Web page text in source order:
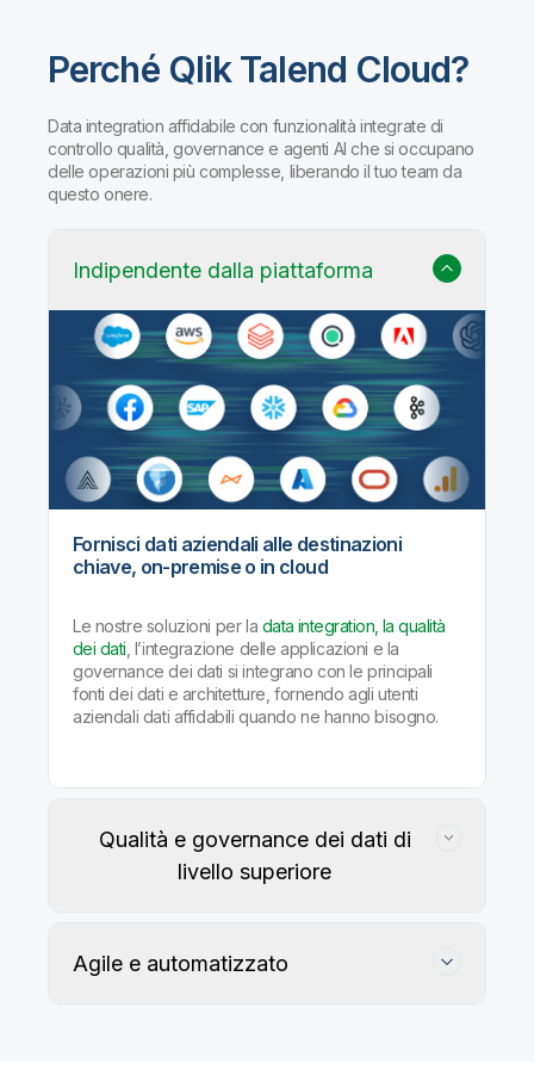
Perché Qlik Talend Cloud?
Data integration affidabile con funzionalità integrate di
controllo qualità, governance e agenti AI che si occupano
delle operazioni più complesse, liberando il tuo team da
questo onere.
Indipendente dalla piattaforma
Fornisci dati aziendali alle destinazioni
chiave, on-premise o in cloud
Le nostre soluzioni per la data integration, la qualità
dei dati , l’integrazione delle applicazioni e la
governance dei dati si integrano con le principali
fonti dei dati e architetture, fornendo agli utenti
aziendali dati affidabili quando ne hanno bisogno.
Qualità e governance dei dati di
livello superiore
Agile e automatizzato